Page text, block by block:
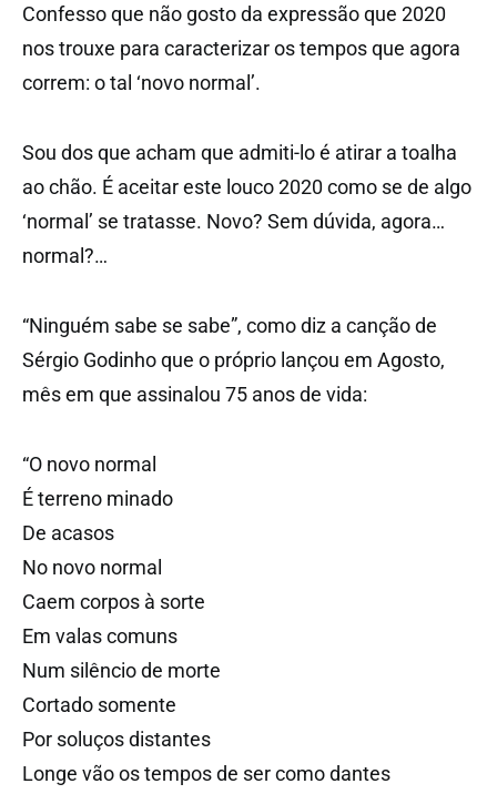
Confesso que não gosto da expressão que 2020
nos trouxe para caracterizar os tempos que agora
correm: o tal ‘novo normal’.
Sou dos que acham que admiti-lo é atirar a toalha
ao chão. É aceitar este louco 2020 como se de algo
‘normal’ se tratasse. Novo? Sem dúvida, agora…
normal?…
“Ninguém sabe se sabe”, como diz a canção de
Sérgio Godinho que o próprio lançou em Agosto,
mês em que assinalou 75 anos de vida:
“O novo normal
É terreno minado
De acasos
No novo normal
Caem corpos à sorte
Em valas comuns
Num silêncio de morte
Cortado somente
Por soluços distantes
Longe vão os tempos de ser como dantes